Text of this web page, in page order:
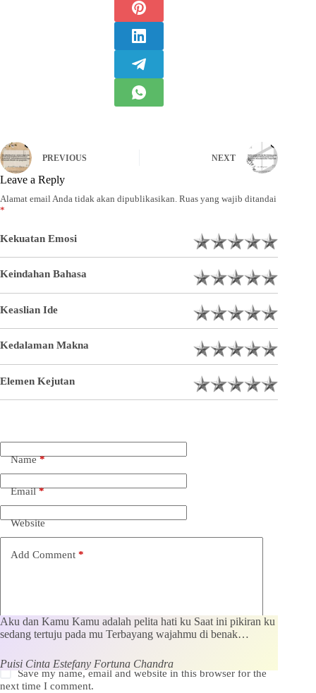
PREVIOUS NEXT
Leave a Reply
Alamat email Anda tidak akan dipublikasikan. Ruas yang wajib ditandai
*
Kekuatan Emosi
Keindahan Bahasa
Keaslian Ide
Kedalaman Makna
Elemen Kejutan
Name*
Email*
Website
Add Comment *
Save my name, email and website in this browser for the
next time I comment.
Aku dan Kamu Kamu adalah pelita hati ku Saat ini pikiran ku
sedang tertuju pada mu Terbayang wajahmu di benak…
Puisi Cinta Estefany Fortuna Chandra